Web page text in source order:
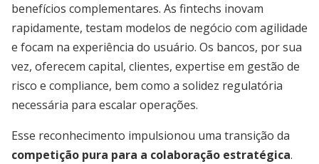
benefícios complementares. As fintechs inovam
rapidamente, testam modelos de negócio com agilidade
e focam na experiência do usuário. Os bancos, por sua
vez, oferecem capital, clientes, expertise em gestão de
risco e compliance, bem como a solidez regulatória
necessária para escalar operações.
Esse reconhecimento impulsionou uma transição da
competição pura para a colaboração estratégica.